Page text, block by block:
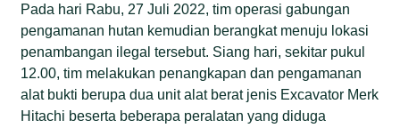
Pada hari Rabu, 27 Juli 2022, tim operasi gabungan
pengamanan hutan kemudian berangkat menuju lokasi
penambangan ilegal tersebut. Siang hari, sekitar pukul
12.00, tim melakukan penangkapan dan pengamanan
alat bukti berupa dua unit alat berat jenis Excavator Merk
Hitachi beserta beberapa peralatan yang diduga